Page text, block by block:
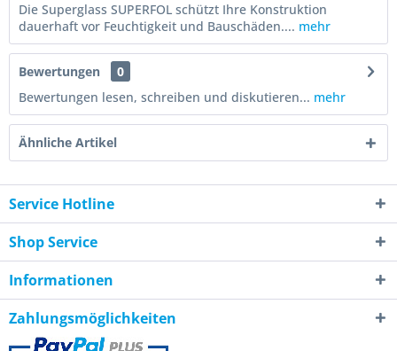
Die Superglass SUPERFOL schützt Ihre Konstruktion
dauerhaft vor Feuchtigkeit und Bauschäden.... mehr
Bewertungen
0
Bewertungen lesen, schreiben und diskutieren... mehr
Ähnliche Artikel
Service Hotline
Shop Service
Informationen
Zahlungsmöglichkeiten